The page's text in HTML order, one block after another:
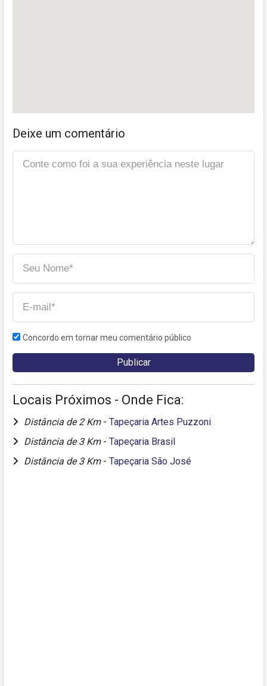
Deixe um comentário
Concordo em tornar meu comentário público
Locais Próximos - Onde Fica:
Distância de 2 Km - Tapeçaria Artes Puzzoni
Distância de 3 Km - Tapeçaria Brasil
Distância de 3 Km - Tapeçaria São José